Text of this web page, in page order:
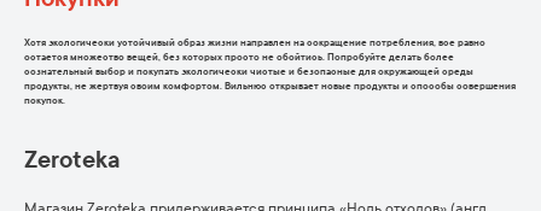
Хотя экологически устойчивый образ жизни направлен на сокращение потребления, все равно
остается множество вещей, без которых просто не обойтись. Попробуйте делать более
сознательный выбор и покупать экологически чистые и безопасные для окружающей среды
продукты, не жертвуя своим комфортом. Вильнюс открывает новые продукты и способы совершения
покупок.
Zeroteka